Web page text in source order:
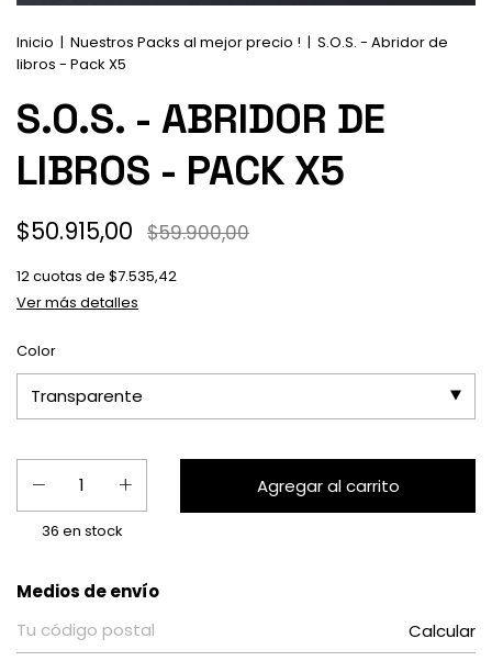
Inicio | Nuestros Packs al mejor precio ! | S.O.S. - Abridor de
libros - Pack X5
S.O.S. - ABRIDOR DE
LIBROS - PACK X5
$50.915,00 $59.900,00
12cuotas de $7.535,42
Ver más detalles
Color
36 en stock
Entregas para el CP:
Medios de envío
Calcular